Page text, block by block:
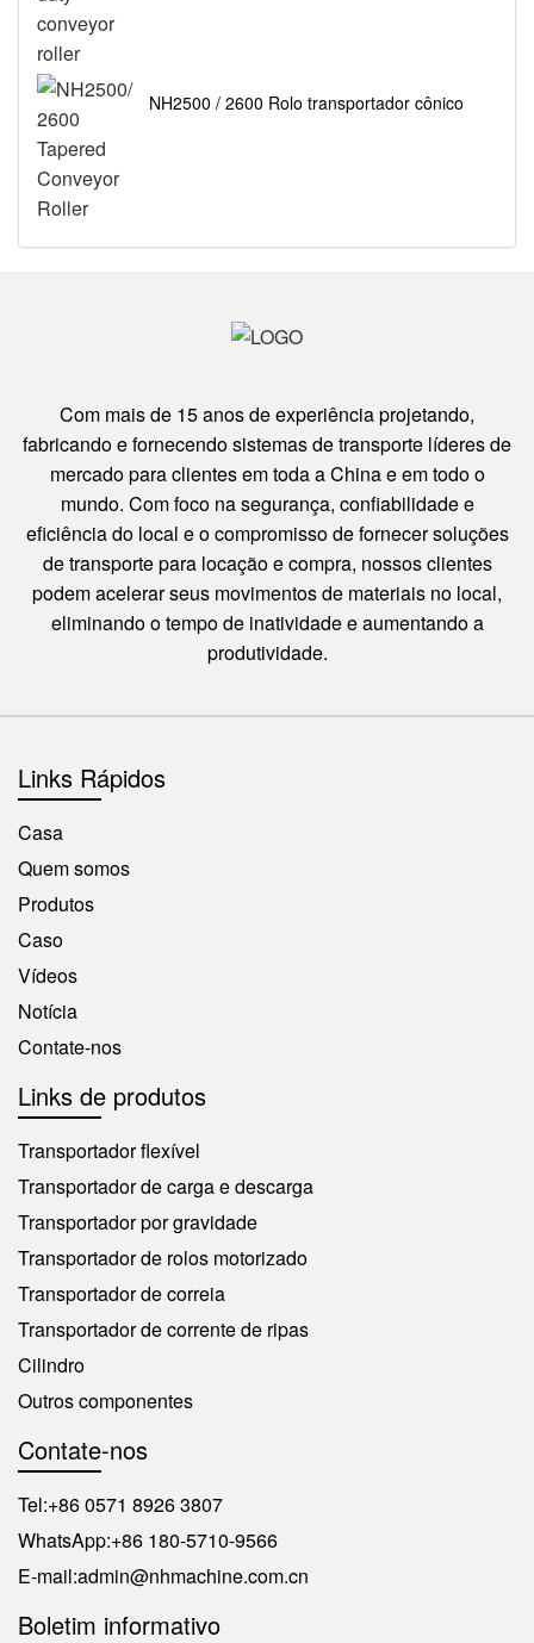
NH2500 / 2600 Rolo transportador cônico
Com mais de 15 anos de experiência projetando,
fabricando e fornecendo sistemas de transporte líderes de
mercado para clientes em toda a China e em todo o
mundo. Com foco na segurança, confiabilidade e
eficiência do local e o compromisso de fornecer soluções
de transporte para locação e compra, nossos clientes
podem acelerar seus movimentos de materiais no local,
eliminando o tempo de inatividade e aumentando a
produtividade.
Links Rápidos
Casa
Quem somos
Produtos
Caso
Vídeos
Notícia
Contate-nos
Links de produtos
Transportador flexível
Transportador de carga e descarga
Transportador por gravidade
Transportador de rolos motorizado
Transportador de correia
Transportador de corrente de ripas
Cilindro
Outros componentes
Contate-nos
Tel:+86 0571 8926 3807
WhatsApp:+86 180-5710-9566
E-mail:admin@nhmachine.com.cn
Boletim informativo